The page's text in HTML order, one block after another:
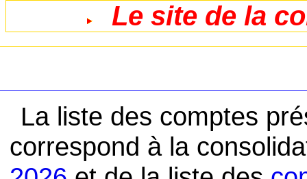
Le site de la
La liste des comptes
correspond à la